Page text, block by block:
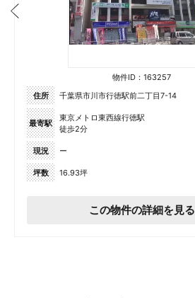
物件ID：163257
住所
千葉県市川市行徳駅前二丁目7-14
最寄駅
東京メトロ東西線行徳駅
徒歩2分
現況 ー
坪数 16.93坪
この物件の詳細を見る